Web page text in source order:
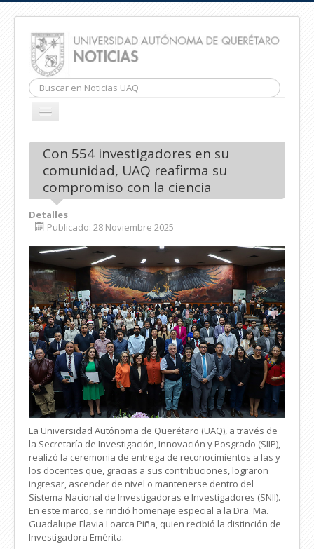
Buscar...
CAMBIAR
Con 554 investigadores en su
comunidad, UAQ reafirma su
compromiso con la ciencia
Detalles
Publicado: 28 Noviembre 2025
La Universidad Autónoma de Querétaro (UAQ), a través de
la Secretaría de Investigación, Innovación y Posgrado (SIIP),
realizó la ceremonia de entrega de reconocimientos a las y
los docentes que, gracias a sus contribuciones, lograron
ingresar, ascender de nivel o mantenerse dentro del
Sistema Nacional de Investigadoras e Investigadores (SNII).
En este marco, se rindió homenaje especial a la Dra. Ma.
Guadalupe Flavia Loarca Piña, quien recibió la distinción de
Investigadora Emérita.